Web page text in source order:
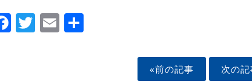
Facebook
Twitter
Email
«前の記事 次の記